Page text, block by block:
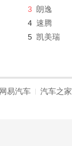
3 朗逸
4 速腾
5 凯美瑞
网易汽车 汽车之家